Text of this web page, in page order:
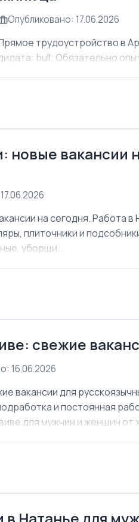
Опубликовано: 17.06.2026
трудоустройство в
bull; Обязательно
новые вакансии
на сегодня. Работа
плиточники и
уборщи...
свежие
16.06.2026
вакансии для
и постоянная
для мужчин и женщин от